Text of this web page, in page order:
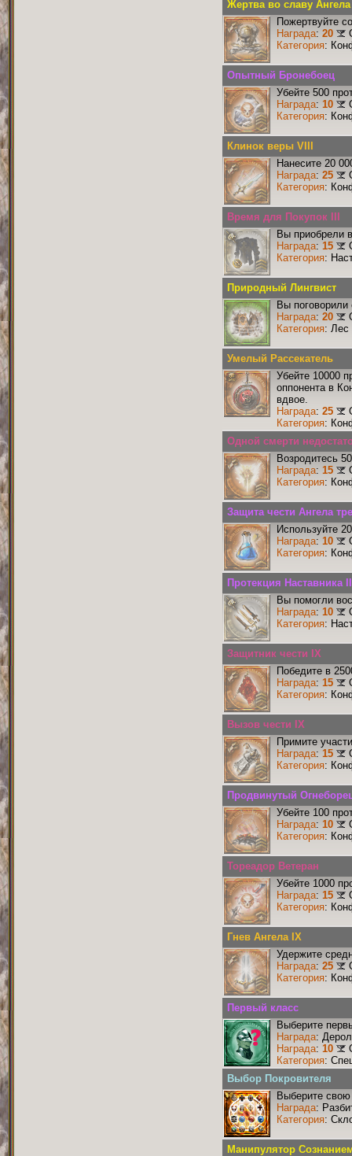
Жертва во славу
Пожертвуйте
Награда: 20
Категория:
Опытный Бронебоец
Убейте 500
Награда: 10
Категория:
Клинок веры VIII
Нанесите 20
Награда: 25
Категория:
Время для Покупок III
Вы приобрели
Награда: 15
Категория:
Природный Лингвист
Вы
Награда: 20
Категория: Лес
Умелый Рассекатель
Убейте 10000
оппонента в
вдвое.
Награда: 25
Категория:
Одной смерти
Возродитесь
Награда: 15
Категория:
Защита чести Ангела
Используйте
Награда: 10
Категория:
Протекция Наставника II
Вы помогли
Награда: 10
Категория:
Защитник чести IX
Победите в
Награда: 15
Категория:
Вызов чести IX
Примите
Награда: 15
Категория:
Продвинутый
Убейте 100
Награда: 10
Категория:
Тореадор Ветеран
Убейте 1000
Награда: 15
Категория:
Гнев Ангела IX
Удержите
Награда: 25
Категория:
Первый класс
Выберите
Награда:
Награда: 10
Категория:
Выбор Покровителя
Выберите свою
Награда:
Категория:
Манипулятор